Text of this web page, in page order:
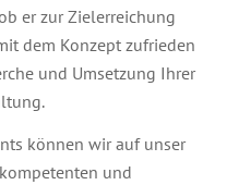
er zur Zielerreichung
dem Konzept zufrieden
und Umsetzung Ihrer
können wir auf unser
und